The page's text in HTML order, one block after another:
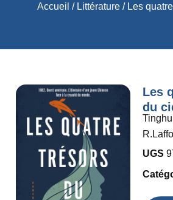
Accueil / Littérature / Les
Les
du
UGS